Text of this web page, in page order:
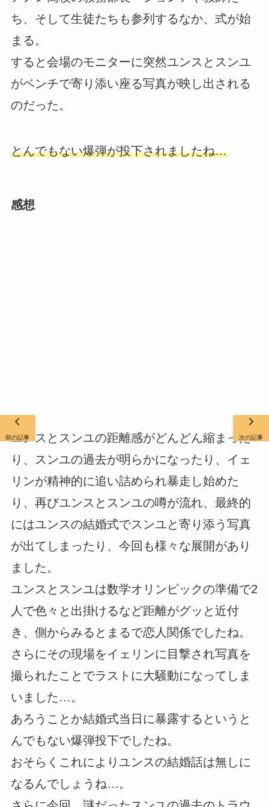
ち、そして生徒たちも参列するなか、式が始
まる。
すると会場のモニターに突然ユンスとスンユ
がベンチで寄り添い座る写真が映し出される
のだった。
とんでもない爆弾が投下されましたね…
感想
ユンスとスンユの距離感がどんどん縮まった
り、スンユの過去が明らかになったり、イェ
リンが精神的に追い詰められ暴走し始めた
り、再びユンスとスンユの噂が流れ、最終的
にはユンスの結婚式でスンユと寄り添う写真
が出てしまったり、今回も様々な展開があり
ました。
ユンスとスンユは数学オリンピックの準備で2
人で色々と出掛けるなど距離がグッと近付
き、側からみるとまるで恋人関係でしたね。
さらにその現場をイェリンに目撃され写真を
撮られたことでラストに大騒動になってしま
いました…。
あろうことか結婚式当日に暴露するというと
んでもない爆弾投下でしたね。
おそらくこれによりユンスの結婚話は無しに
なるんでしょうね…。
前の記事 次の記事